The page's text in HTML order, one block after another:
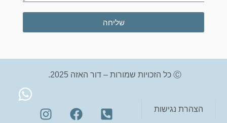
שליחה
Ⓒ כל הזכויות שמורות – דור האזה 2025.
הצהרת נגישות